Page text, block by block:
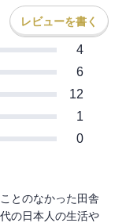
レビューを書く
4
6
12
1
0
とのなかった田舎
の日本人の生活や